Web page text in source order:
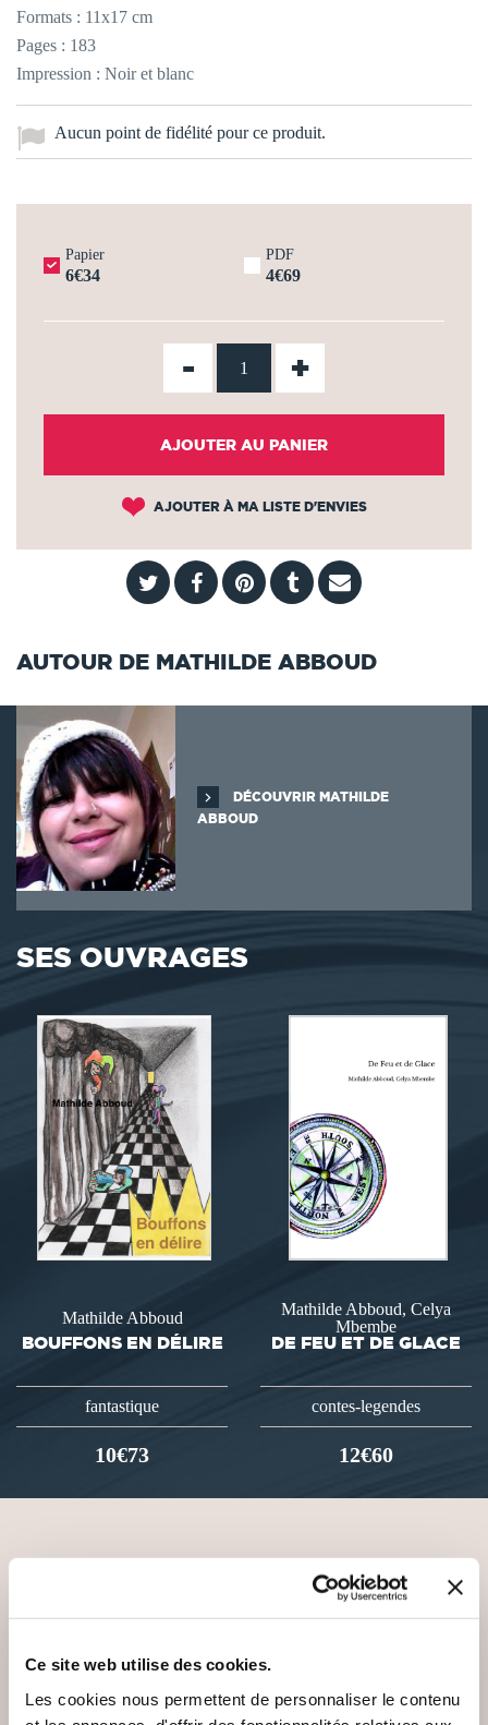
Ce site web utilise des cookies.
Les cookies nous permettent de personnaliser le contenu
Formats : 11x17 cm
Pages : 183
Impression : Noir et blanc
Aucun point de fidélité pour ce produit.
Papier
6€34
PDF
4€69
- +
AJOUTER AU PANIER
AJOUTER À MA LISTE D'ENVIES
AUTOUR DE MATHILDE ABBOUD
DÉCOUVRIR MATHILDE
ABBOUD
SES OUVRAGES
Mathilde Abboud
BOUFFONS EN DÉLIRE
fantastique
10€73
Mathilde Abboud, Celya
Mbembe
DE FEU ET DE GLACE
contes-legendes
12€60
VOUS AIMEREZ AUSSI